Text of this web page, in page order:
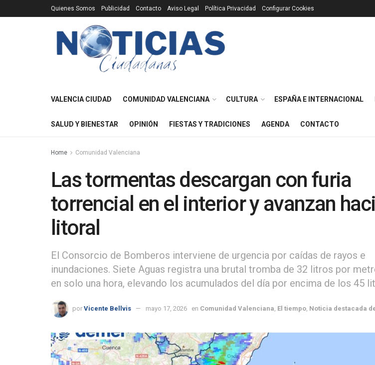
Quienes Somos Publicidad Contacto Aviso Legal Política Privacidad Configurar Cookies
VALENCIA CIUDAD COMUNIDAD VALENCIANA CULTURA ESPAÑA E INTERNACIONAL
SALUD Y BIENESTAR OPINIÓN FIESTAS Y TRADICIONES AGENDA CONTACTO
Home Comunidad Valenciana
Las tormentas descargan con furia
torrencial en el interior y avanzan
litoral
El Consorcio de Bomberos interviene de urgencia por caídas de rayos e
inundaciones. Siete Aguas registra una brutal tromba de 32 litros por
en solo una hora, elevando los acumulados del día por encima de los 45
por Vicente Bellvis mayo 17, 2026 en Comunidad Valenciana El tiempo Noticia destacada